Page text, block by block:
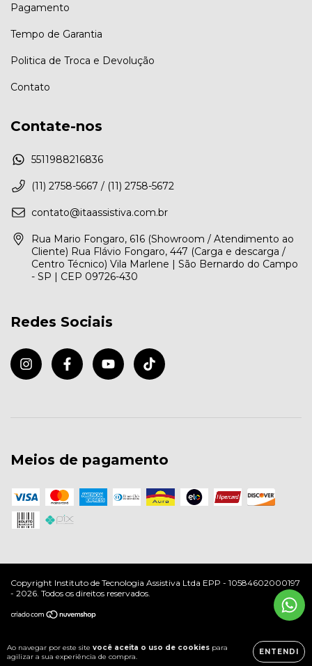
Ao navegar por este site você aceita o uso de cookies para
agilizar a sua experiência de compra.
ENTENDI
Pagamento
Tempo de Garantia
Politica de Troca e Devolução
Contato
Contate-nos
5511988216836
(11) 2758-5667 / (11) 2758-5672
contato@itaassistiva.com.br
Rua Mario Fongaro, 616 (Showroom / Atendimento ao
Cliente) Rua Flávio Fongaro, 447 (Carga e descarga /
Centro Técnico) Vila Marlene | São Bernardo do Campo
- SP | CEP 09726-430
Redes Sociais
Meios de pagamento
Copyright Instituto de Tecnologia Assistiva Ltda EPP - 10584602000197
- 2026. Todos os direitos reservados.